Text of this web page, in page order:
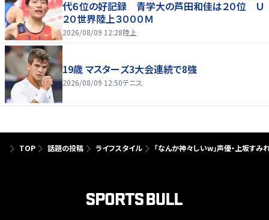
代６位の好記録 青学大の芦田和佳は２０位 Ｕ
２０世界陸上３０００Ｍ
2026/08/09 12:28陸上
19歳 マスターズ3大会連続で8強
2026/08/09 12:50テニス
TOP 話題の投稿 ライフスタイル 「なんか神々しいw」声優・上坂す